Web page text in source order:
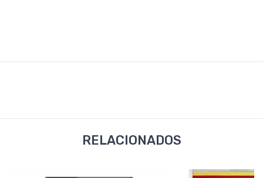
RELACIONADOS